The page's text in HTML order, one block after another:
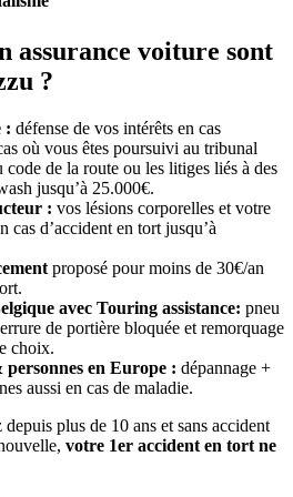
assurance voiture sont
?
: défense de vos intérêts en cas
où vous êtes poursuivi au tribunal
de la route ou les litiges liés à des
jusqu’à 25.000€.
: vos lésions corporelles et votre
cas d’accident en tort jusqu’à
proposé pour moins de 30€/an
avec Touring assistance: pneu
de portière bloquée et remorquage
choix.
personnes en Europe : dépannage +
aussi en cas de maladie.
plus de 10 ans et sans accident
votre 1er accident en tort ne